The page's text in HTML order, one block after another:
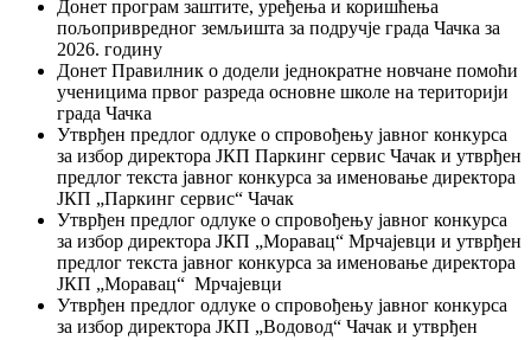
Донет програм заштите, уређења и коришћења
пољопривредног земљишта за подручје града Чачка за
2026. годину
Донет Правилник о додели једнократне новчане помоћи
ученицима првог разреда основне школе на територији
града Чачка
Утврђен предлог одлуке о спровођењу јавног конкурса
за избор директора ЈКП Паркинг сервис Чачак и утврђен
предлог текста јавног конкурса за именовање директора
ЈКП „Паркинг сервис“ Чачак
Утврђен предлог одлуке о спровођењу јавног конкурса
за избор директора ЈКП „Моравац“ Мрчајевци и утврђен
предлог текста јавног конкурса за именовање директора
ЈКП „Моравац“ Мрчајевци
Утврђен предлог одлуке о спровођењу јавног конкурса
за избор директора ЈКП „Водовод“ Чачак и утврђен